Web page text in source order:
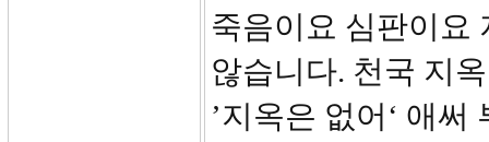
죽음이요 심판이요
않습니다. 천국 지
’지옥은 없어‘ 애